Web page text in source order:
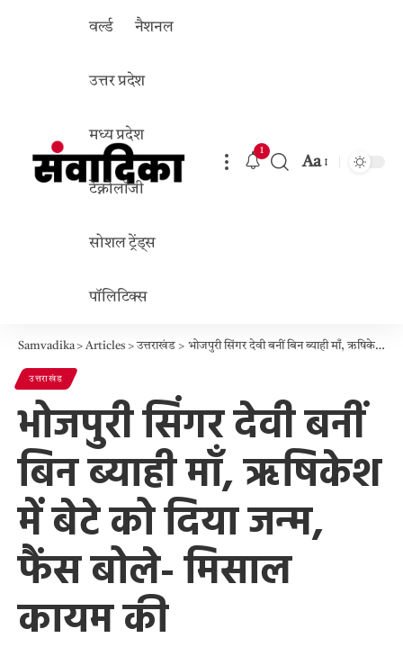
वर्ल्ड नैशनल
उत्तर प्रदेश
मध्य प्रदेश
टेक्नोलॉजी
सोशल ट्रेंड्स
पॉलिटिक्स
1
Aa
Samvadika>Articles >उत्तराखंड > भोजपुरी सिंगर देवी बनीं बिन ब्याही माँ, ऋषिकेश में बेटे को दिया जन्म, फैंस बोले- मिसाल कायम की
उत्तराखंड
भोजपुरी सिंगर देवी बनीं
बिन ब्याही माँ, ऋषिकेश
में बेटे को दिया जन्म,
फैंस बोले- मिसाल
कायम की